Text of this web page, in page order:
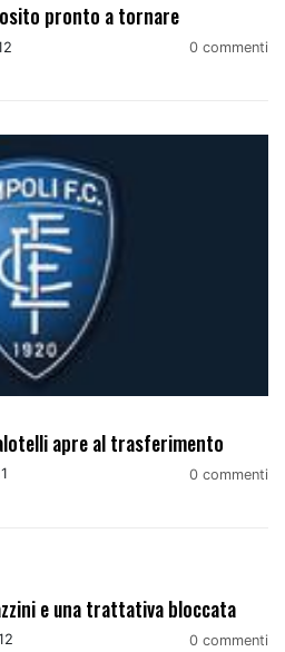
pronto a tornare
0 commenti
apre al trasferimento
0 commenti
e una trattativa bloccata
0 commenti